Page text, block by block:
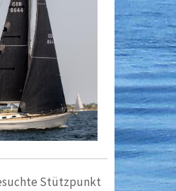
Stützpunkt